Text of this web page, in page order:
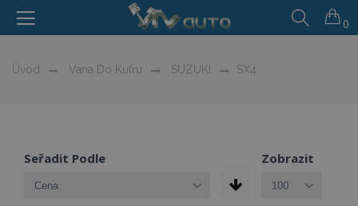
0
Úvod Vana Do Kufru SUZUKI SX4
Seřadit Podle Zobrazit